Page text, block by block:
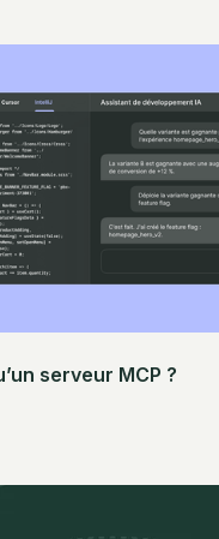
serveur MCP ?